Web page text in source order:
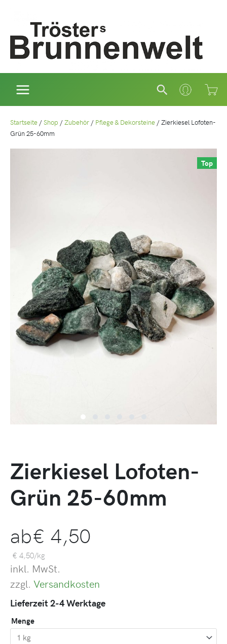
Suchen
Startseite /Shop /Zubehör / Pflege & Dekorsteine /Zierkiesel Lofoten-
Grün 25-60mm
Top
Zierkiesel Lofoten-
Grün 25-60mm
ab€ 4,50
€ 4,50/kg
inkl. MwSt.
zzgl. Versandkosten
Lieferzeit 2-4 Werktage
Menge